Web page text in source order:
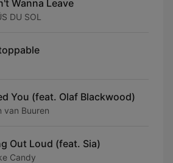
Wanna Leave
DU SOL
You (feat. Olaf Blackwood)
van Buuren
Out Loud (feat. Sia)
Candy